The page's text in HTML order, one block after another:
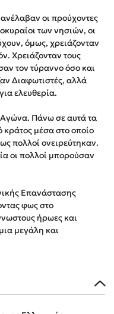
για το καλοκαίρι;
είναι «το πρόβλημα»
αγνοείς
Δεληγεώργη
από τον Άκη
μια μέρα!
παύση σε μετωπική
οι προύχοντες
των νησιών, οι
όμως, χρειάζονταν
Χρειάζονταν τους
τον τύραννο όσο και
Διαφωτιστές, αλλά
ελευθερία.
Αγώνα. Πάνω σε αυτά τα
κράτος μέσα στο οποίο
πολλοί ονειρεύτηκαν.
οι πολλοί μπορούσαν
Επανάστασης
φως στο
ήρωες και
μεγάλη και